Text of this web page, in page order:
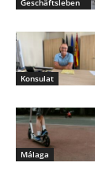
Geschäftsleben
Konsulat
Málaga